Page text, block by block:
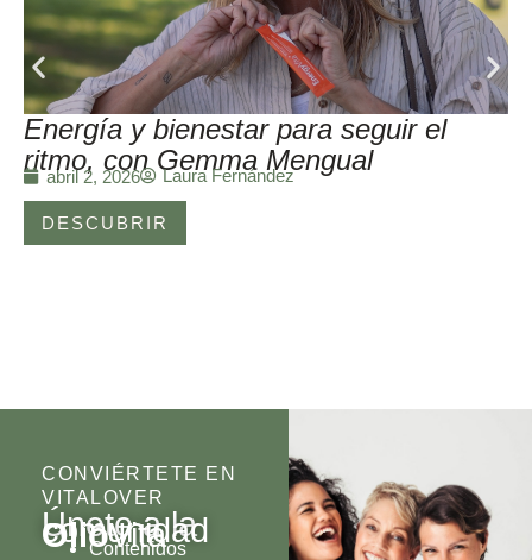
Energía y bienestar para seguir el
ritmo, con Gemma Mengual
abril 2, 2026 Laura Fernández
DESCUBRIR
CONVIÉRTETE EN
VITALOVER
Únete a la
comunidad
OlioVita
Contenidos